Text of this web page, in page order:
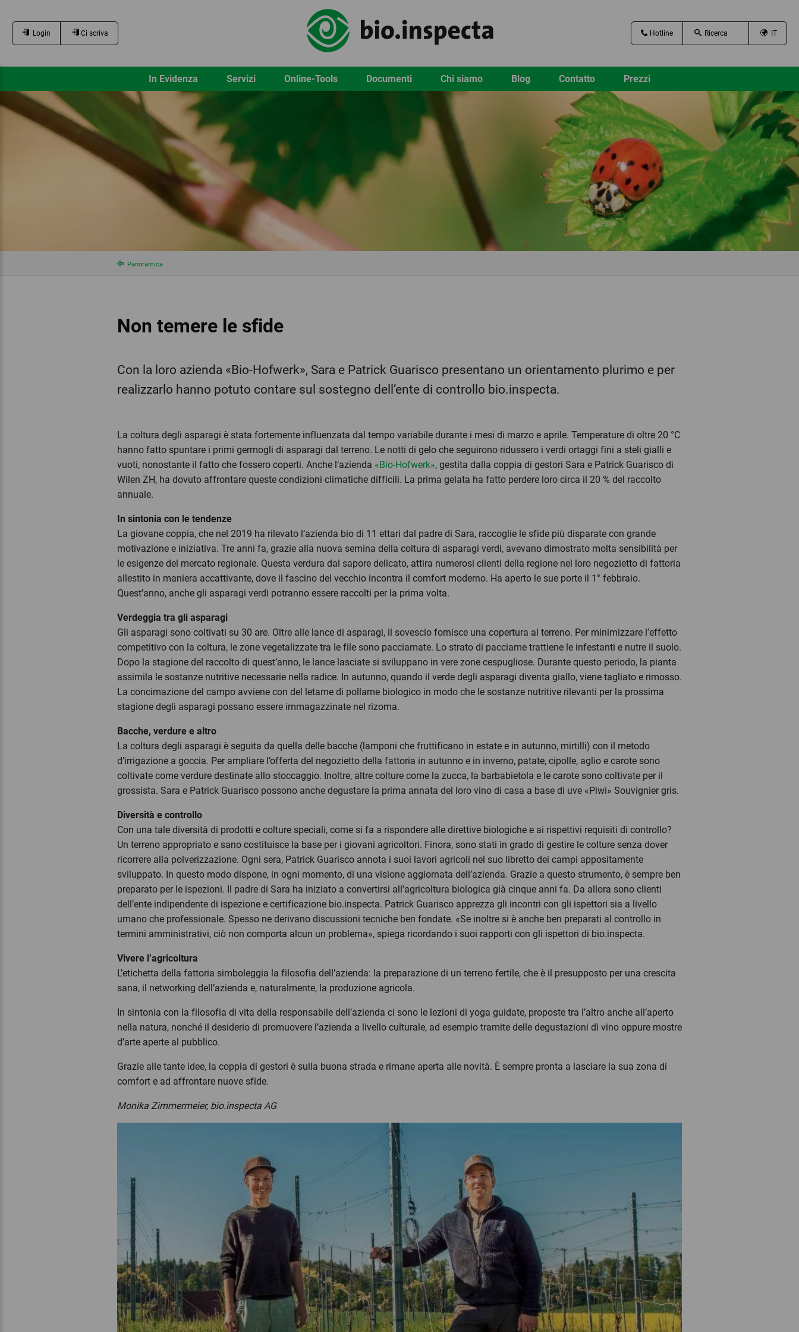
Login Ci scriva Hotline IT
In Evidenza Servizi Online-Tools Documenti Chi siamo Blog Contatto Prezzi
Panoramica
Non temere le sfide‎ ‎ ‎ ‎ ‎ ‎ ‎ ‎ ‎ ‎ ‎ ‎ ‎ ‎ ‎ ‎ ‎ ‎ ‎ ‎ ‎ ‎ ‎ ‎ ‎ ‎
Con la loro azienda «Bio-Hofwerk», Sara e Patrick Guarisco presentano un orientamento plurimo e per
realizzarlo hanno potuto contare sul sostegno dell’ente di controllo bio.inspecta.
La coltura degli asparagi è stata fortemente influenzata dal tempo variabile durante i mesi di marzo e aprile. Temperature di oltre 20 °C
hanno fatto spuntare i primi germogli di asparagi dal terreno. Le notti di gelo che seguirono ridussero i verdi ortaggi fini a steli gialli e
vuoti, nonostante il fatto che fossero coperti. Anche l’azienda «Bio-Hofwerk», gestita dalla coppia di gestori Sara e Patrick Guarisco di
Wilen ZH, ha dovuto affrontare queste condizioni climatiche difficili. La prima gelata ha fatto perdere loro circa il 20 % del raccolto
annuale.
In sintonia con le tendenze
La giovane coppia, che nel 2019 ha rilevato l’azienda bio di 11 ettari dal padre di Sara, raccoglie le sfide più disparate con grande
motivazione e iniziativa. Tre anni fa, grazie alla nuova semina della coltura di asparagi verdi, avevano dimostrato molta sensibilità per
le esigenze del mercato regionale. Questa verdura dal sapore delicato, attira numerosi clienti della regione nel loro negozietto di fattoria
allestito in maniera accattivante, dove il fascino del vecchio incontra il comfort moderno. Ha aperto le sue porte il 1° febbraio.
Quest’anno, anche gli asparagi verdi potranno essere raccolti per la prima volta.
Verdeggia tra gli asparagi
Gli asparagi sono coltivati su 30 are. Oltre alle lance di asparagi, il sovescio fornisce una copertura al terreno. Per minimizzare l’effetto
competitivo con la coltura, le zone vegetalizzate tra le file sono pacciamate. Lo strato di pacciame trattiene le infestanti e nutre il suolo.
Dopo la stagione del raccolto di quest’anno, le lance lasciate si sviluppano in vere zone cespugliose. Durante questo periodo, la pianta
assimila le sostanze nutritive necessarie nella radice. In autunno, quando il verde degli asparagi diventa giallo, viene tagliato e rimosso.
La concimazione del campo avviene con del letame di pollame biologico in modo che le sostanze nutritive rilevanti per la prossima
stagione degli asparagi possano essere immagazzinate nel rizoma.
Bacche, verdure e altro
La coltura degli asparagi è seguita da quella delle bacche (lamponi che fruttificano in estate e in autunno, mirtilli) con il metodo
d’irrigazione a goccia. Per ampliare l’offerta del negozietto della fattoria in autunno e in inverno, patate, cipolle, aglio e carote sono
coltivate come verdure destinate allo stoccaggio. Inoltre, altre colture come la zucca, la barbabietola e le carote sono coltivate per il
grossista. Sara e Patrick Guarisco possono anche degustare la prima annata del loro vino di casa a base di uve «Piwi» Souvignier gris.
Diversità e controllo
Con una tale diversità di prodotti e colture speciali, come si fa a rispondere alle direttive biologiche e ai rispettivi requisiti di controllo?
Un terreno appropriato e sano costituisce la base per i giovani agricoltori. Finora, sono stati in grado di gestire le colture senza dover
ricorrere alla polverizzazione. Ogni sera, Patrick Guarisco annota i suoi lavori agricoli nel suo libretto dei campi appositamente
sviluppato. In questo modo dispone, in ogni momento, di una visione aggiornata dell’azienda. Grazie a questo strumento, è sempre ben
preparato per le ispezioni. Il padre di Sara ha iniziato a convertirsi all’agricoltura biologica già cinque anni fa. Da allora sono clienti
dell’ente indipendente di ispezione e certificazione bio.inspecta. Patrick Guarisco apprezza gli incontri con gli ispettori sia a livello
umano che professionale. Spesso ne derivano discussioni tecniche ben fondate. «Se inoltre si è anche ben preparati al controllo in
termini amministrativi, ciò non comporta alcun un problema», spiega ricordando i suoi rapporti con gli ispettori di bio.inspecta.
Vivere l’agricoltura
L’etichetta della fattoria simboleggia la filosofia dell’azienda: la preparazione di un terreno fertile, che è il presupposto per una crescita
sana, il networking dell’azienda e, naturalmente, la produzione agricola.
In sintonia con la filosofia di vita della responsabile dell’azienda ci sono le lezioni di yoga guidate, proposte tra l’altro anche all’aperto
nella natura, nonché il desiderio di promuovere l’azienda a livello culturale, ad esempio tramite delle degustazioni di vino oppure mostre
d’arte aperte al pubblico.
Grazie alle tante idee, la coppia di gestori è sulla buona strada e rimane aperta alle novità. È sempre pronta a lasciare la sua zona di
comfort e ad affrontare nuove sfide.
Monika Zimmermeier, bio.inspecta AG